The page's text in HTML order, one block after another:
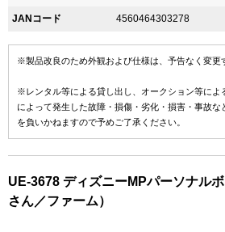
JANコード 4560464303278
※製品改良のため外観および仕様は、予告なく変更
※レンタル等による貸し出し、オークション等によ
によって発生した故障・損傷・劣化・損害・事故
を負いかねますので予めご了承ください。
UE-3678 ディズニーMPパーソナル
さん／ファーム）